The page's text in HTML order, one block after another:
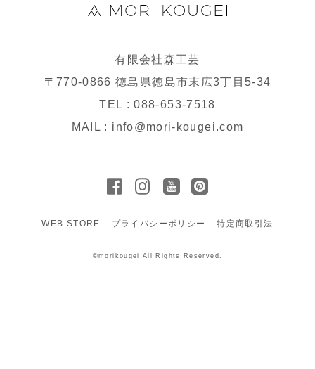
有限会社森工芸
〒770-0866 徳島県徳島市末広3丁目5-34
TEL : 088-653-7518
MAIL : info@mori-kougei.com
WEB STORE プライバシーポリシー 特定商取引法
©morikougei All Rights Reserved.